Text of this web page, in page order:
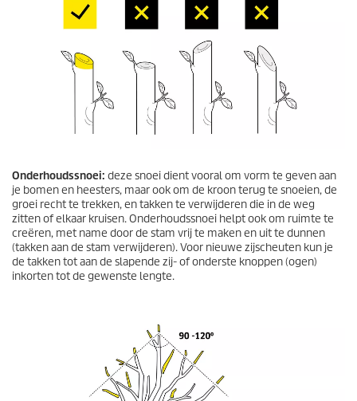
Onderhoudssnoei: deze snoei dient vooral om vorm te geven aan
je bomen en heesters, maar ook om de kroon terug te snoeien, de
groei recht te trekken, en takken te verwijderen die in de weg
zitten of elkaar kruisen. Onderhoudssnoei helpt ook om ruimte te
creëren, met name door de stam vrij te maken en uit te dunnen
(takken aan de stam verwijderen). Voor nieuwe zijscheuten kun je
de takken tot aan de slapende zij- of onderste knoppen (ogen)
inkorten tot de gewenste lengte.